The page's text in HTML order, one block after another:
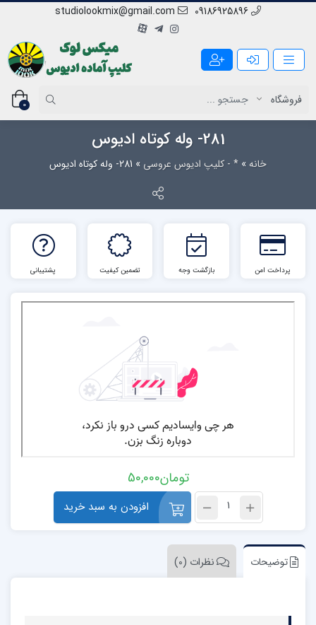
09186925896
studiolookmix@gmail.com
0
281- وله کوتاه ادیوس
خانه» * - کلیپ ادیوس عروسی » 281- وله کوتاه ادیوس
پرداخت امن بازگشت وجه تضمین کیفیت پشتیبانی
تومان50,000
افزودن به سبد خرید
توضیحات نظرات (0)